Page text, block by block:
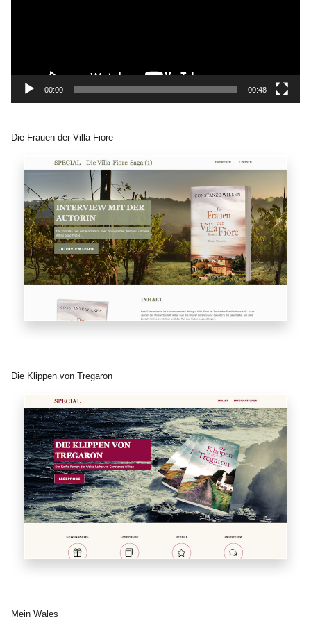
00:00 00:48
Die Frauen der Villa Fiore
Die Klippen von Tregaron
Mein Wales